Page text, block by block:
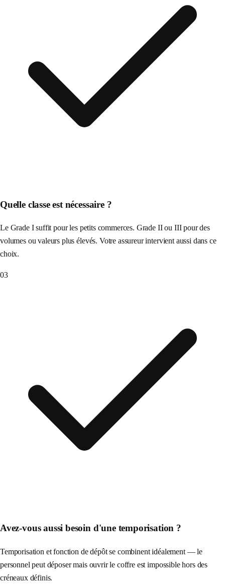
Quelle classe est nécessaire ?
Le Grade I suffit pour les petits commerces. Grade II ou III pour des
volumes ou valeurs plus élevés. Votre assureur intervient aussi dans ce
choix.
03
Avez-vous aussi besoin d'une temporisation ?
Temporisation et fonction de dépôt se combinent idéalement — le
personnel peut déposer mais ouvrir le coffre est impossible hors des
créneaux définis.